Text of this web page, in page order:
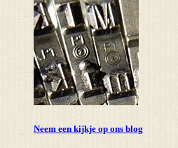
Neem een kijkje op ons blog